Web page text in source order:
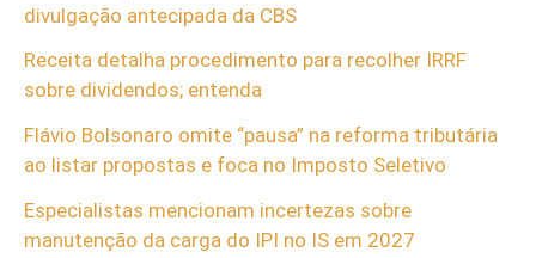
divulgação antecipada da CBS
Receita detalha procedimento para recolher IRRF
sobre dividendos; entenda
Flávio Bolsonaro omite “pausa” na reforma tributária
ao listar propostas e foca no Imposto Seletivo
Especialistas mencionam incertezas sobre
manutenção da carga do IPI no IS em 2027